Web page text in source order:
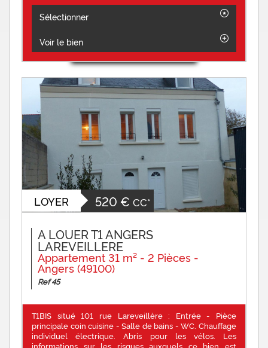
Sélectionner
Voir le bien
LOYER 520 € CC*
A LOUER T1 ANGERS
LAREVEILLERE
Appartement 31 m² - 2 Pièces -
Angers (49100)
Ref 45
T1BIS situé 101 rue Lareveillère : Entrée - Pièce
principale coin cuisine - Salle de bains - WC. Chauffage
individuel électrique. Abris pour les vélos. Les
informations sur les risques auxquels ce bien est